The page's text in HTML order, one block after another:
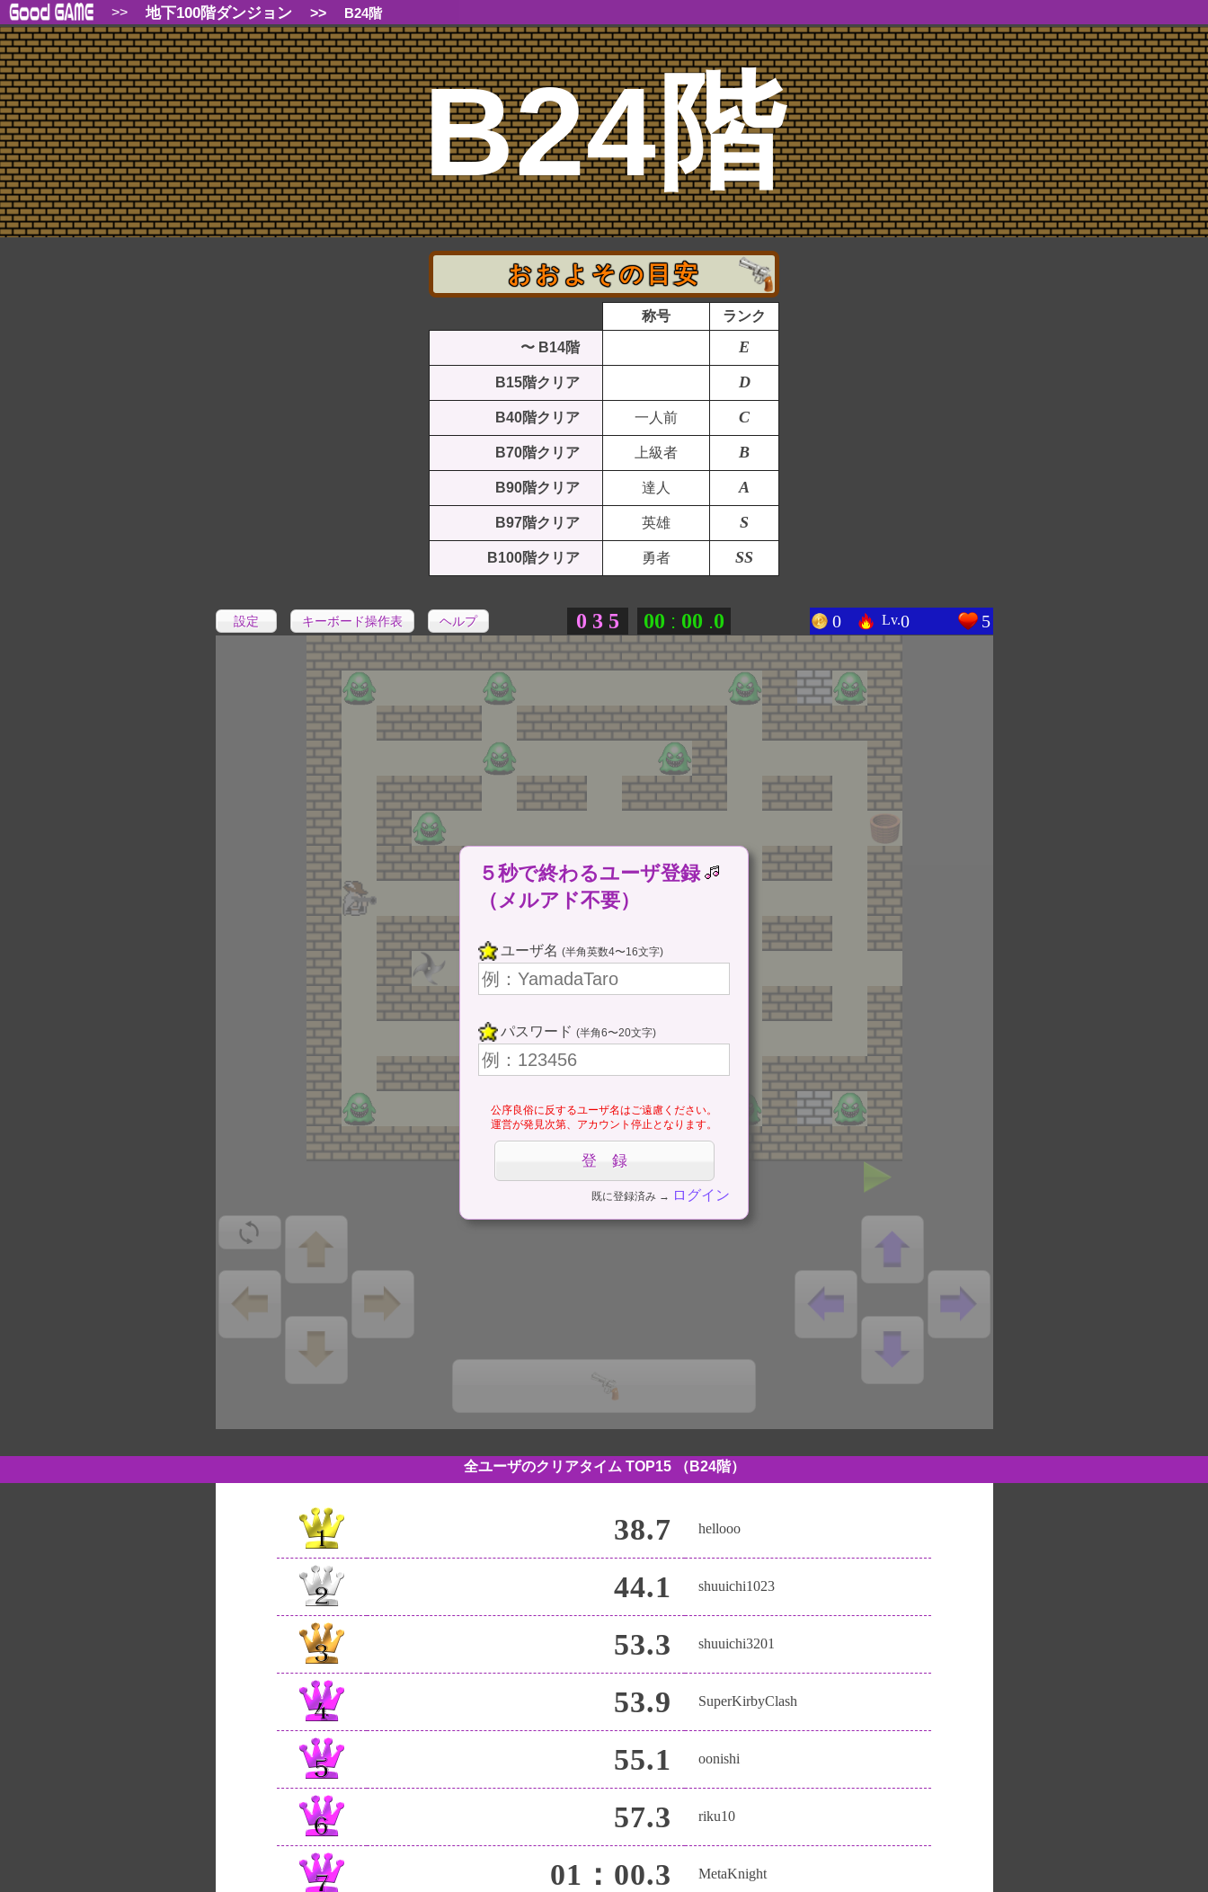
>> 地下100階ダンジョン >> B24階
B24階
おおよその目安
称号 ランク
〜 B14階 E
B15階クリア D
B40階クリア 一人前 C
B70階クリア 上級者 B
B90階クリア 達人 A
B97階クリア 英雄 S
B100階クリア 勇者 SS
設定 キーボード操作表 ヘルプ 0 3 5 00 : 00 .0 0 Lv.0 5
５秒で終わるユーザ登録
（メルアド不要）
ユーザ名 (半角英数4〜16文字)
パスワード (半角6〜20文字)
公序良俗に反するユーザ名はご遠慮ください。
運営が発見次第、アカウント停止となります。
既に登録済み → ログイン
全ユーザのクリアタイム TOP15 （B24階）
38.7 hellooo
44.1 shuuichi1023
53.3 shuuichi3201
53.9 SuperKirbyClash
55.1 oonishi
57.3 riku10
01：00.3 MetaKnight